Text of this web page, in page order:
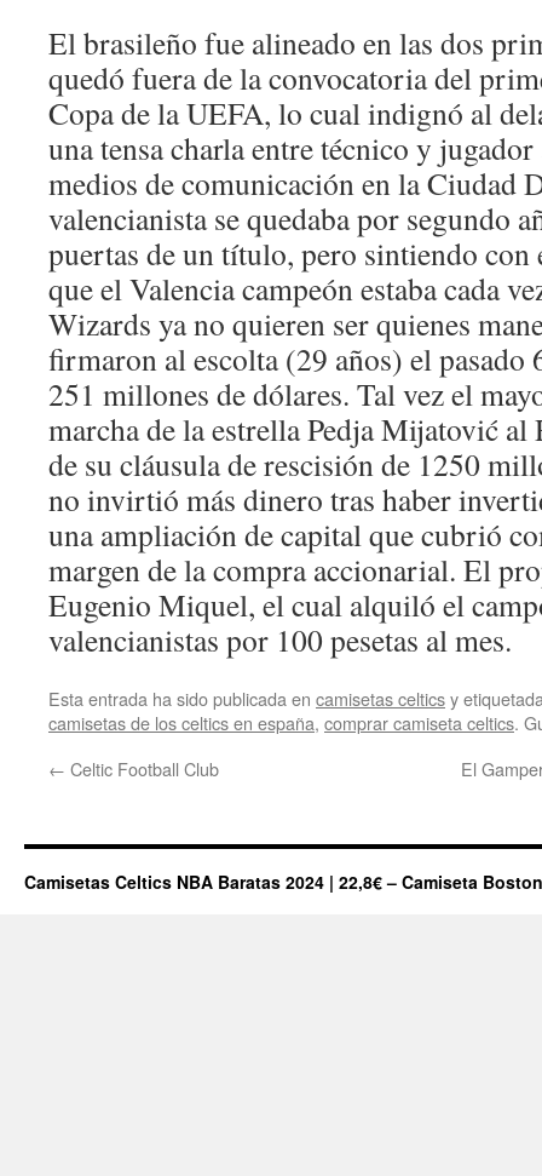
El brasileño fue alineado en las dos
quedó fuera de la convocatoria del
Copa de la UEFA, lo cual indignó al
una tensa charla entre técnico y
medios de comunicación en la Ciudad
valencianista se quedaba por segundo
puertas de un título, pero sintiendo con
que el Valencia campeón estaba cada
Wizards ya no quieren ser quienes
firmaron al escolta (29 años) el pasado
251 millones de dólares. Tal vez el
marcha de la estrella Pedja Mijatović
de su cláusula de rescisión de 1250
no invirtió más dinero tras haber
una ampliación de capital que cubrió
margen de la compra accionarial. El
Eugenio Miquel, el cual alquiló el
valencianistas por 100 pesetas al mes.
Esta entrada ha sido publicada en camisetas celticsy
camisetas de los celtics en españa, comprar camiseta celtics.
← Celtic Football Club El
Camisetas Celtics NBA Baratas 2024 | 22,8€ – Camiseta